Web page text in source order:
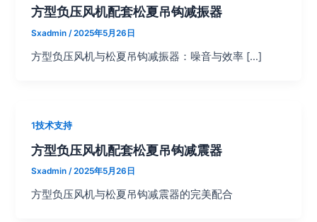
方型负压风机配套松夏吊钩减振器
Sxadmin/2025年5月26日
方型负压风机与松夏吊钩减振器：噪音与效率 […]
1技术支持
方型负压风机配套松夏吊钩减震器
Sxadmin/2025年5月26日
方型负压风机与松夏吊钩减震器的完美配合